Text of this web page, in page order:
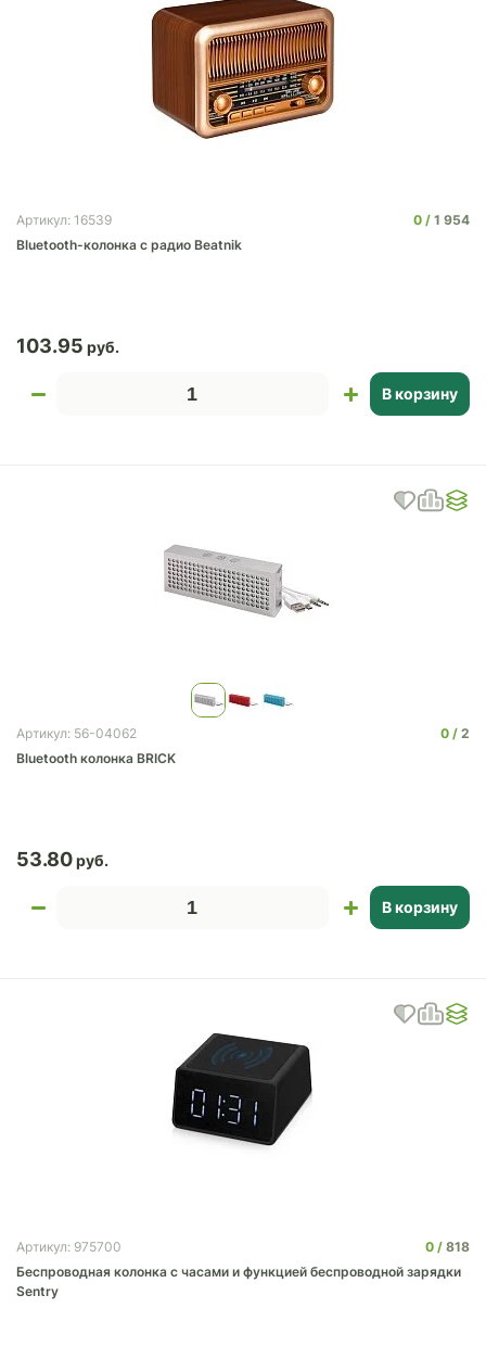
Артикул: 16539 0
1 954
Bluetooth-колонка с радио Beatnik
103.95
В корзину
Артикул: 56-04062 0
2
Bluetooth колонка BRICK
53.80
В корзину
Артикул: 975700 0
818
Беспроводная колонка с часами и функцией беспроводной зарядки
Sentry